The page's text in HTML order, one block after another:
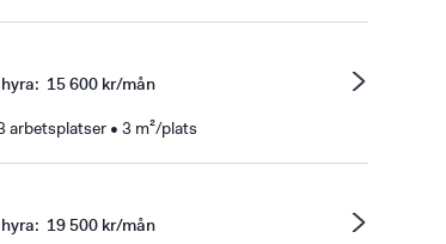
: 15 600 kr/mån
arbetsplatser • 3 m²/plats
: 19 500 kr/mån